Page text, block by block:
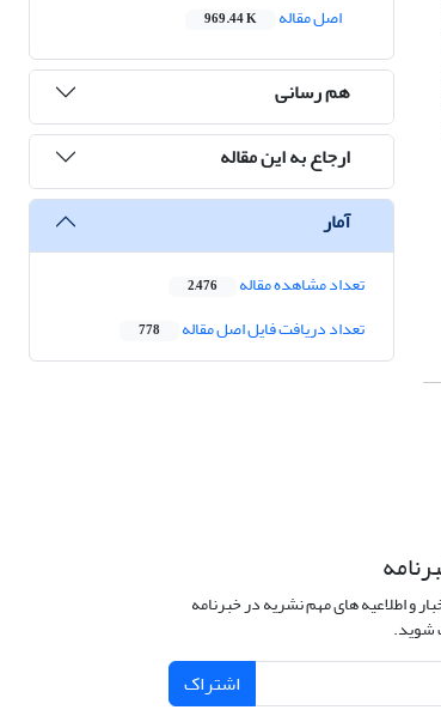
اصل مقاله
969.44 K
هم رسانی
ارجاع به این مقاله
آمار
تعداد مشاهده مقاله 2,476
تعداد دریافت فایل اصل مقاله 778
و اطلاعیه های مهم نشریه در خبرنامه
شوید.
اشتراک